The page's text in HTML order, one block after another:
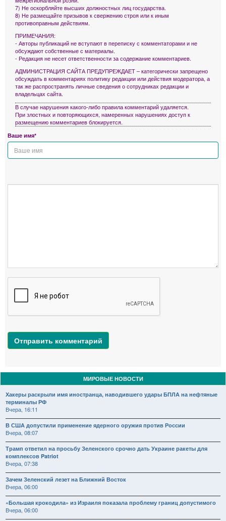
7) Не оскорбляйте высших должностных лиц государства.
8) Не размещайте призывов к свержению строя или к иным
противоправным действиям.
ПРИМЕЧАНИЯ:
- Авторы публикаций не вступают в переписку с комментаторами и не
обсуждают собственные с материалы.
- Редакция не несет ответственности за содержание комментариев.
АДМИНИСТРАЦИЯ САЙТА ПРЕДУПРЕЖДАЕТ – категорически запрещено
обсуждать в комментариях политику редакции или действия модератора, а
так же распространять личные сведения о сотрудниках редакции и
владельцах сайта.
В случае нарушения какого-либо правила комментарий удаляется.
При злостных и повторяющихся, намеренных нарушениях доступ к
размещению комментариев блокируется.
Ваше имя*
Отправить комментарий
МИРОВЫЕ НОВОСТИ
Хакеры раскрыли имя иностранца, наводившего удары БПЛА на нефтяные
терминалы РФ
Вчера, 16:11
В США допустили применение ядерного оружия против России
Вчера, 08:07
Трамп ответил на просьбу Зеленского срочно дать Украине ракеты для
комплексов Patriot
Вчера, 07:38
Зачем Зеленский лезет на Ближний Восток
Вчера, 06:00
«Большая крокодила» из Израиля показала проблему границ допустимого
Вчера, 06:00